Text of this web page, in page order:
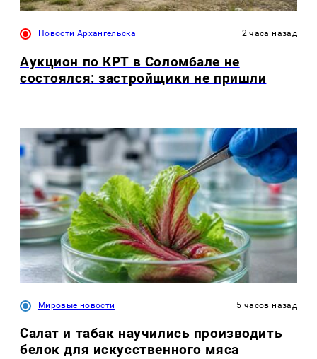
Новости Архангельска 2 часа назад
Аукцион по КРТ в Соломбале не
состоялся: застройщики не пришли
Мировые новости 5 часов назад
Салат и табак научились производить
белок для искусственного мяса